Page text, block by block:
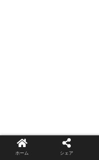
ホーム シェア